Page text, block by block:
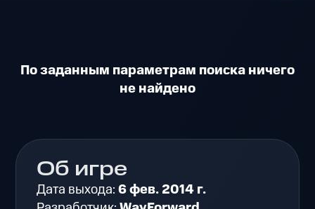
По заданным параметрам поиска ничего
не найдено
Об игре
Дата выхода:6 фев. 2014 г.